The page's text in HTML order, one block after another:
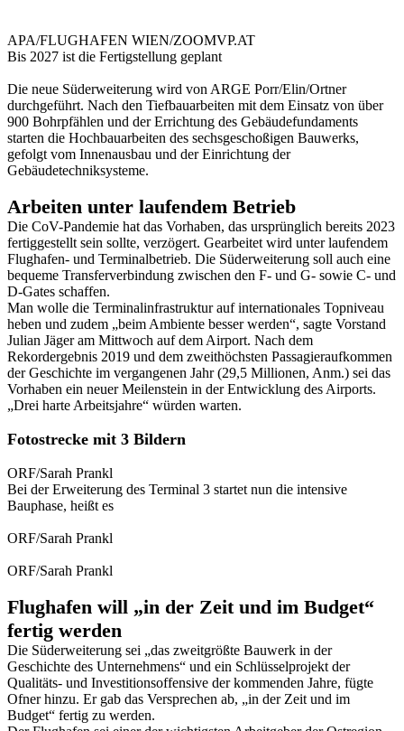
APA/FLUGHAFEN WIEN/ZOOMVP.AT
Bis 2027 ist die Fertigstellung geplant
Die neue Süderweiterung wird von ARGE Porr/Elin/Ortner
durchgeführt. Nach den Tiefbauarbeiten mit dem Einsatz von über
900 Bohrpfählen und der Errichtung des Gebäudefundaments
starten die Hochbauarbeiten des sechsgeschoßigen Bauwerks,
gefolgt vom Innenausbau und der Einrichtung der
Gebäudetechniksysteme.
Arbeiten unter laufendem Betrieb
Die CoV-Pandemie hat das Vorhaben, das ursprünglich bereits 2023
fertiggestellt sein sollte, verzögert. Gearbeitet wird unter laufendem
Flughafen- und Terminalbetrieb. Die Süderweiterung soll auch eine
bequeme Transferverbindung zwischen den F- und G- sowie C- und
D-Gates schaffen.
Man wolle die Terminalinfrastruktur auf internationales Topniveau
heben und zudem „beim Ambiente besser werden“, sagte Vorstand
Julian Jäger am Mittwoch auf dem Airport. Nach dem
Rekordergebnis 2019 und dem zweithöchsten Passagieraufkommen
der Geschichte im vergangenen Jahr (29,5 Millionen, Anm.) sei das
Vorhaben ein neuer Meilenstein in der Entwicklung des Airports.
„Drei harte Arbeitsjahre“ würden warten.
Fotostrecke mit 3 Bildern
ORF/Sarah Prankl
Bei der Erweiterung des Terminal 3 startet nun die intensive
Bauphase, heißt es
ORF/Sarah Prankl
ORF/Sarah Prankl
Flughafen will „in der Zeit und im Budget“
fertig werden
Die Süderweiterung sei „das zweitgrößte Bauwerk in der
Geschichte des Unternehmens“ und ein Schlüsselprojekt der
Qualitäts- und Investitionsoffensive der kommenden Jahre, fügte
Ofner hinzu. Er gab das Versprechen ab, „in der Zeit und im
Budget“ fertig zu werden.